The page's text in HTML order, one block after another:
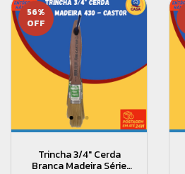
56%
OFF
Trincha 3/4" Cerda
Branca Madeira Série